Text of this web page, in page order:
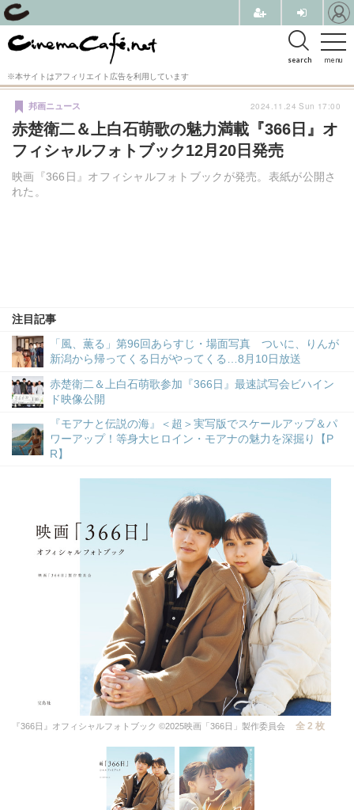
menu
search
※本サイトはアフィリエイト広告を利用しています
赤楚衛二＆上白石萌歌の魅力満載『366日』オ
フィシャルフォトブック12月20日発売
映画『366日』オフィシャルフォトブックが発売。表紙が公開さ
れた。
邦画ニュース
注目記事
「風、薫る」第96回あらすじ・場面写真 ついに、りんが
新潟から帰ってくる日がやってくる…8月10日放送
赤楚衛二＆上白石萌歌参加『366日』最速試写会ビハイン
ド映像公開
『モアナと伝説の海』＜超＞実写版でスケールアップ＆パ
ワーアップ！等身大ヒロイン・モアナの魅力を深掘り【P
R】
2024.11.24 Sun 17:00
『366日』オフィシャルフォトブック ©2025映画「366日」製作委員会 全 2 枚